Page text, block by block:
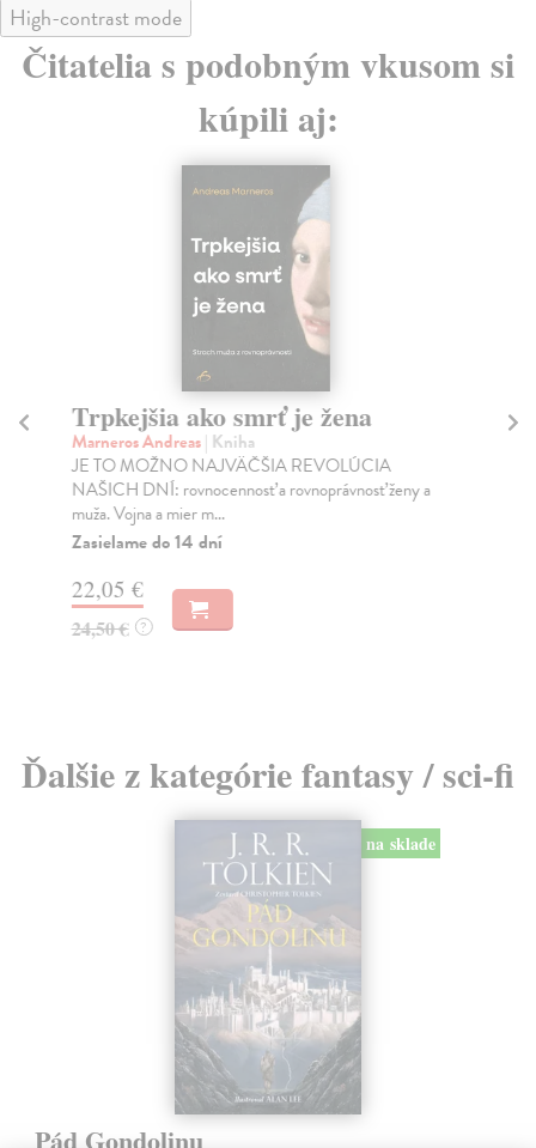
High-contrast mode
Čitatelia s podobným vkusom si
kúpili aj:
Trpkejšia ako smrť je žena
Marneros Andreas| Kniha
JE TO MOŽNO NAJVÄČŠIA REVOLÚCIA
NAŠICH DNÍ: rovnocennosť a rovnoprávnosť ženy a
muža. Vojna a mier m...
Zasielame do 14 dní
22,05 €
24,50 € ?
Ďalšie z kategórie fantasy / sci-fi
na sklade